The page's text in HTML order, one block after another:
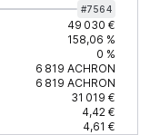
#7564
49 030 €
158,06 %
0 %
6 819 ACHRON
6 819 ACHRON
31 019 €
4,42 €
4,61 €